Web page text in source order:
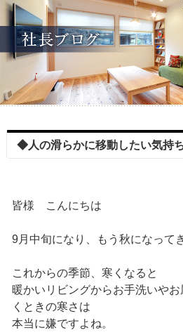
◆人の滑らかに移動したい気持
皆様 こんにちは
9月中旬になり、もう秋になって
これからの季節、寒くなると
暖かいリビングからお手洗いや
くときの寒さは
本当に嫌ですよね。